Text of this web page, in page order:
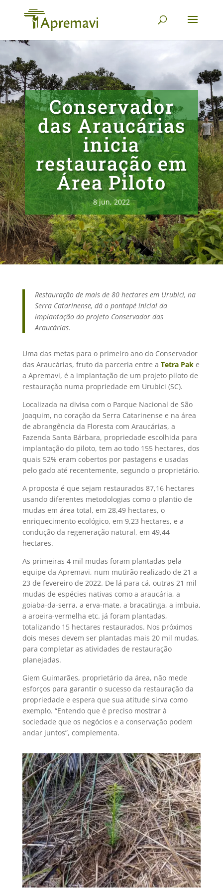
Conservador
das Araucárias
inicia
restauração em
Área Piloto
8 jun, 2022
Restauração de mais de 80 hectares em Urubici, na
Serra Catarinense, dá o pontapé inicial da
implantação do projeto Conservador das
Araucárias.
Uma das metas para o primeiro ano do Conservador
das Araucárias, fruto da parceria entre a Tetra Pak e
a Apremavi, é a implantação de um projeto piloto de
restauração numa propriedade em Urubici (SC).
Localizada na divisa com o Parque Nacional de São
Joaquim, no coração da Serra Catarinense e na área
de abrangência da Floresta com Araucárias, a
Fazenda Santa Bárbara, propriedade escolhida para
implantação do piloto, tem ao todo 155 hectares, dos
quais 52% eram cobertos por pastagens e usadas
pelo gado até recentemente, segundo o proprietário.
A proposta é que sejam restaurados 87,16 hectares
usando diferentes metodologias como o plantio de
mudas em área total, em 28,49 hectares, o
enriquecimento ecológico, em 9,23 hectares, e a
condução da regeneração natural, em 49,44
hectares.
As primeiras 4 mil mudas foram plantadas pela
equipe da Apremavi, num mutirão realizado de 21 a
23 de fevereiro de 2022. De lá para cá, outras 21 mil
mudas de espécies nativas como a araucária, a
goiaba-da-serra, a erva-mate, a bracatinga, a imbuia,
a aroeira-vermelha etc. já foram plantadas,
totalizando 15 hectares restaurados. Nos próximos
dois meses devem ser plantadas mais 20 mil mudas,
para completar as atividades de restauração
planejadas.
Giem Guimarães, proprietário da área, não mede
esforços para garantir o sucesso da restauração da
propriedade e espera que sua atitude sirva como
exemplo. “Entendo que é preciso mostrar à
sociedade que os negócios e a conservação podem
andar juntos”, complementa.